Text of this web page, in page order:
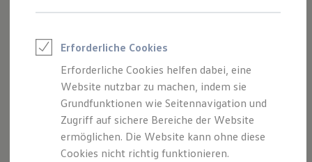
ONE Business ID Vorteile
Fahrzeuge online kaufen
Digitaler Marktplatz
Kauf & Finanzierung
Online-Fahrzeugbewertung
Aktionen & Angebote
E-Auto-Förderung
Für Privatkunden
Für Gewerbekunden
Profi Paket
Impressum
Datenschutzerklärung
Impressum
Erforderliche Cookies
Erforderliche Cookies helfen dabei, eine
Website nutzbar zu machen, indem sie
Grundfunktionen wie Seitennavigation und
Zugriff auf sichere Bereiche der Website
ermöglichen. Die Website kann ohne diese
Cookies nicht richtig funktionieren.